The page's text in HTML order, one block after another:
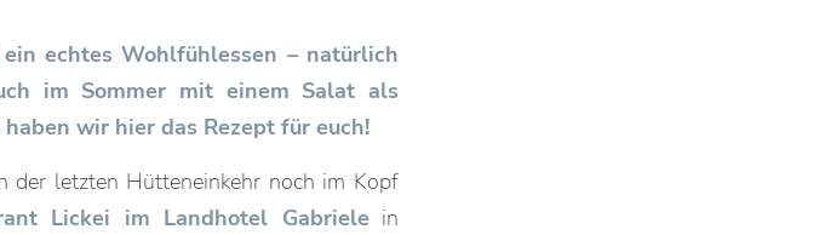
echtes Wohlfühlessen – natürlich
im Sommer mit einem Salat als
wir hier das Rezept für euch!
der letzten Hütteneinkehr noch im Kopf
Lickei im Landhotel Gabriele in